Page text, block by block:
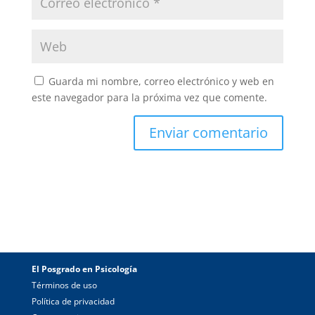
Guarda mi nombre, correo electrónico y web en
este navegador para la próxima vez que comente.
El Posgrado en Psicología
Términos de uso
Política de privacidad